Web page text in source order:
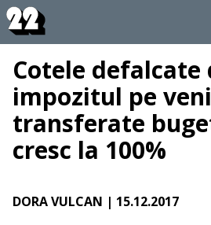
Cotele defalcate
impozitul pe
transferate
cresc la 100%
DORA VULCAN | 15.12.2017